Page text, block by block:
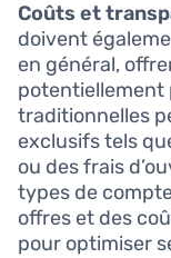
Coûts et
doivent
en général,
potentiellement
traditionnelles
exclusifs tels
ou des frais
types de
offres et des
pour optimiser